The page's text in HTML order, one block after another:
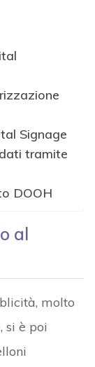
Signage
tramite
DOOH
al
molto
si è poi